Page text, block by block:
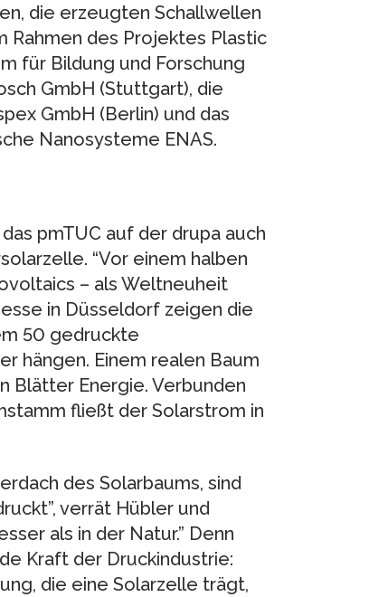
die erzeugten Schallwellen
Rahmen des Projektes Plastic
für Bildung und Forschung
GmbH (Stuttgart), die
GmbH (Berlin) und das
Nanosysteme ENAS.
pmTUC auf der drupa auch
“Vor einem halben
– als Weltneuheit
in Düsseldorf zeigen die
50 gedruckte
hängen. Einem realen Baum
Blätter Energie. Verbunden
fließt der Solarstrom in
des Solarbaums, sind
verrät Hübler und
als in der Natur.” Denn
Kraft der Druckindustrie:
die eine Solarzelle trägt,